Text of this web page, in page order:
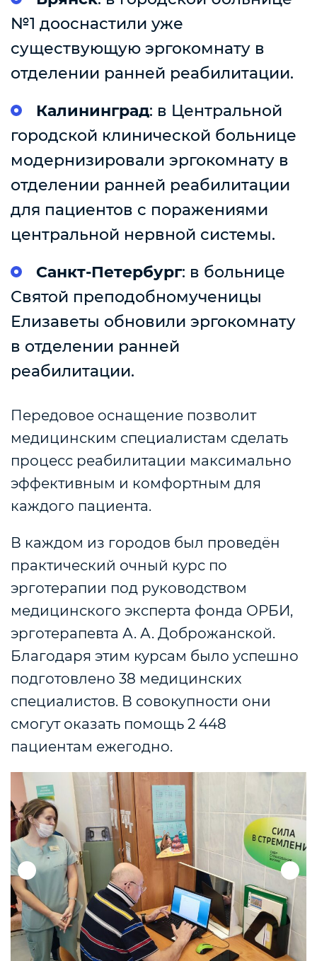
№1 дооснастили уже
существующую эргокомнату в
отделении ранней реабилитации.
Калининград: в Центральной
городской клинической больнице
модернизировали эргокомнату в
отделении ранней реабилитации
для пациентов с поражениями
центральной нервной системы.
Санкт-Петербург: в больнице
Святой преподобномученицы
Елизаветы обновили эргокомнату
в отделении ранней
реабилитации.
Передовое оснащение позволит
медицинским специалистам сделать
процесс реабилитации максимально
эффективным и комфортным для
каждого пациента.
В каждом из городов был проведён
практический очный курс по
эрготерапии под руководством
медицинского эксперта фонда ОРБИ,
эрготерапевта А. А. Доброжанской.
Благодаря этим курсам было успешно
подготовлено 38 медицинских
специалистов. В совокупности они
смогут оказать помощь 2 448
пациентам ежегодно.